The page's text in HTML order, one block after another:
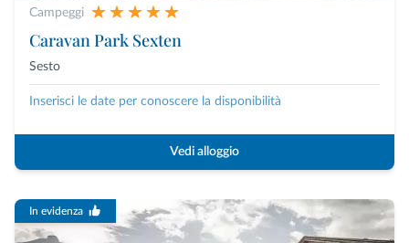
Campeggi
Caravan Park Sexten
Sesto
Inserisci le date per conoscere la disponibilità
Vedi alloggio
In evidenza